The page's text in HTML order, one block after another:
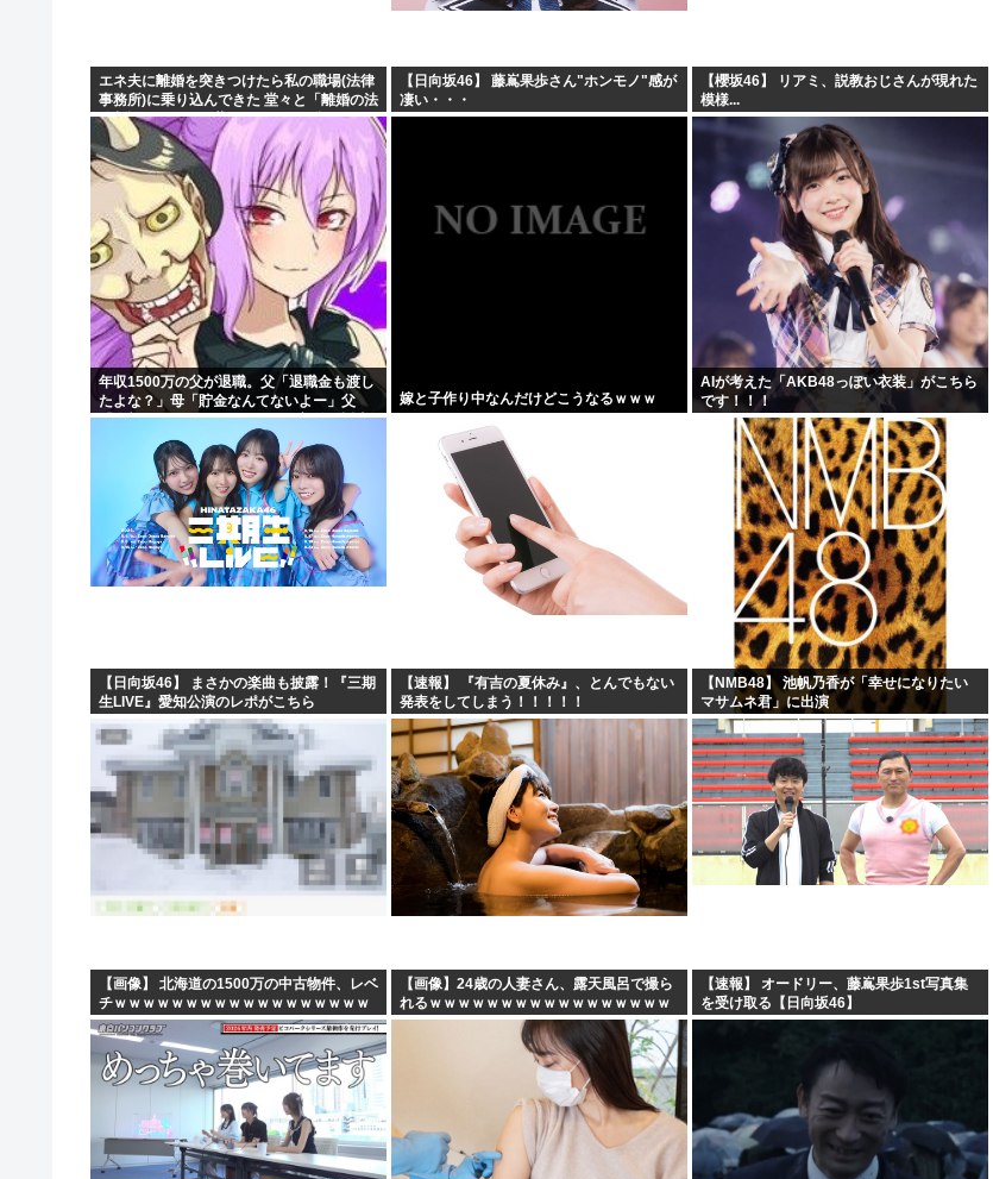
エネ夫に離婚を突きつけたら私の職場(法律
事務所)に乗り込んできた 堂々と「離婚の法
律相談です。母の薦めでこちらに参りまし
た」と言っているが、...
【日向坂46】 藤嶌果歩さん"ホンモノ"感が
凄い・・・
【櫻坂46】 リアミ、説教おじさんが現れた
模様...
年収1500万の父が退職。父「退職金も渡し
たよな？」母「貯金なんてないよー」父
「全部なくなったの！？」→予想外の返事
に家族騒然となり…
嫁と子作り中なんだけどこうなるｗｗｗ
AIが考えた「AKB48っぽい衣装」がこちら
です！！！
【日向坂46】 まさかの楽曲も披露！『三期
生LIVE』愛知公演のレポがこちら
【速報】 『有吉の夏休み』、とんでもない
発表をしてしまう！！！！！
【NMB48】 池帆乃香が「幸せになりたい
マサムネ君」に出演
【画像】 北海道の1500万の中古物件、レベ
チｗｗｗｗｗｗｗｗｗｗｗｗｗｗｗｗｗｗ
ｗｗ
【画像】24歳の人妻さん、露天風呂で撮ら
れるｗｗｗｗｗｗｗｗｗｗｗｗｗｗｗｗｗ
【速報】 オードリー、藤嶌果歩1st写真集
を受け取る【日向坂46】